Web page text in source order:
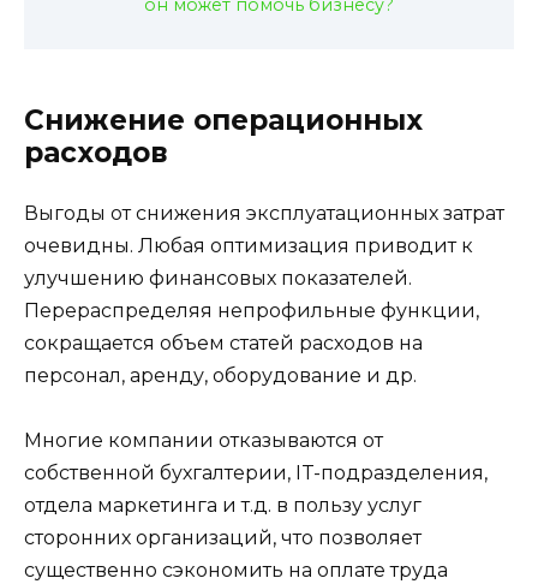
он может помочь бизнесу?
Снижение операционных
расходов
Выгоды от снижения эксплуатационных затрат
очевидны. Любая оптимизация приводит к
улучшению финансовых показателей.
Перераспределяя непрофильные функции,
сокращается объем статей расходов на
персонал, аренду, оборудование и др.
Многие компании отказываются от
собственной бухгалтерии, IT-подразделения,
отдела маркетинга и т.д. в пользу услуг
сторонних организаций, что позволяет
существенно сэкономить на оплате труда